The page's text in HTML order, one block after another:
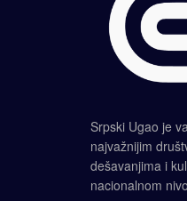
Srpski Ugao je
najvažnijim
dešavanjima i
nacionalnom